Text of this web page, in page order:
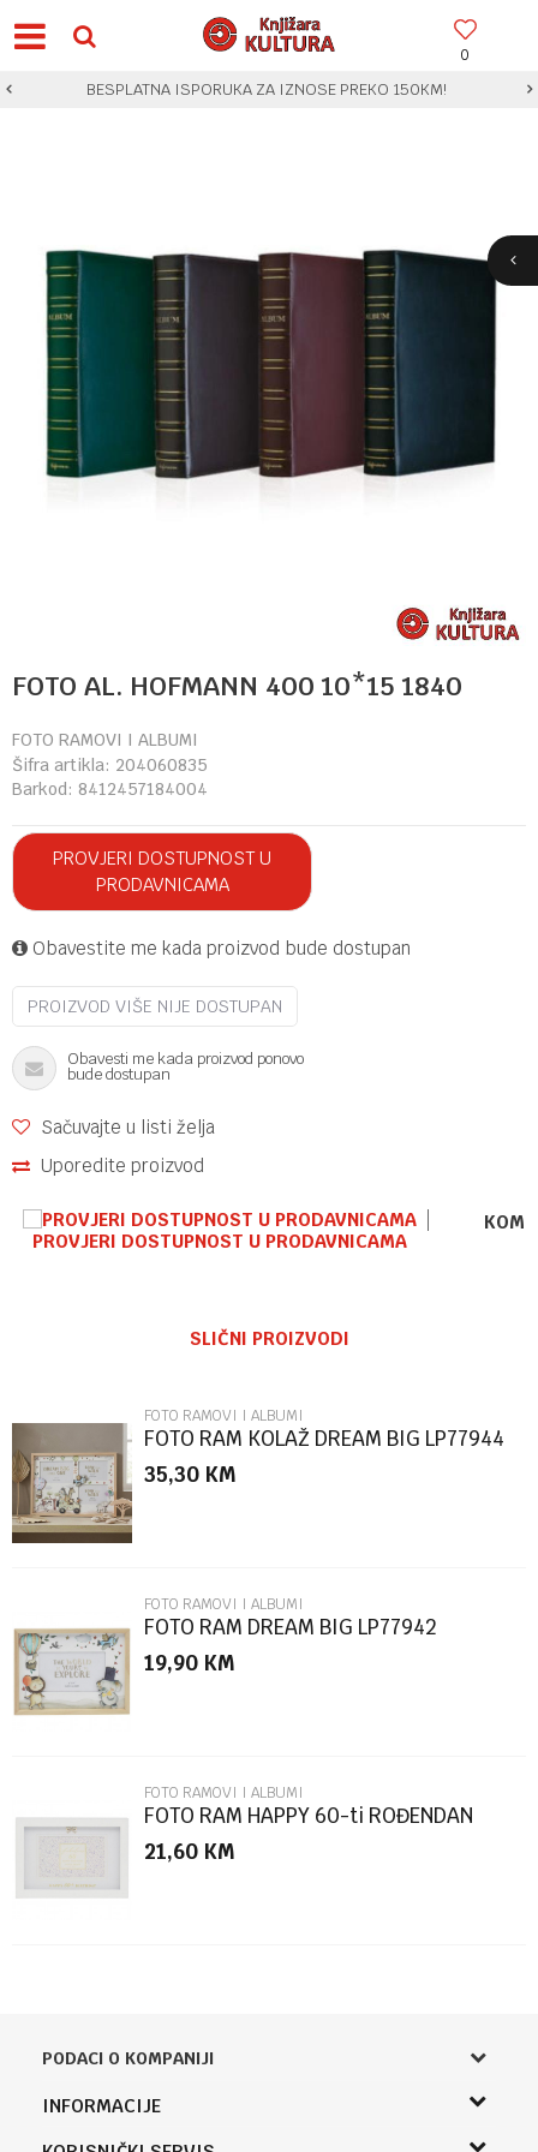
0
BESPLATNA ISPORUKA ZA IZNOSE PREKO 150KM!
FOTO AL. HOFMANN 400 10*15 1840
FOTO RAMOVI I ALBUMI
Šifra artikla: 204060835
Barkod: 8412457184004
PROVJERI DOSTUPNOST U
PRODAVNICAMA
Obavestite me kada proizvod bude dostupan
PROIZVOD VIŠE NIJE DOSTUPAN
Obavesti me kada proizvod ponovo
bude dostupan
Sačuvajte u listi želja
Uporedite proizvod
PROVJERI DOSTUPNOST U PRODAVNICAMA
Poruka
POŠALJI
SLIČNI PROIZVODI
FOTO RAMOVI I ALBUMI
FOTO RAM KOLAŽ DREAM BIG LP77944
35,30 KM
FOTO RAMOVI I ALBUMI
FOTO RAM DREAM BIG LP77942
19,90 KM
FOTO RAMOVI I ALBUMI
FOTO RAM HAPPY 60-ti ROĐENDAN
LP76899
21,60 KM
PODACI O KOMPANIJI
Knjižara Kultura
INFORMACIJE
O nama